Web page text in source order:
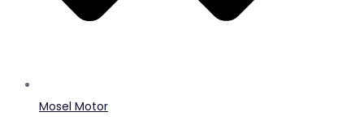
Mosel Motor